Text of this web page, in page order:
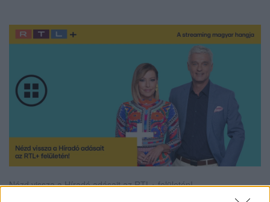
Nézd vissza a Híradó adásait az RTL+ felületén!